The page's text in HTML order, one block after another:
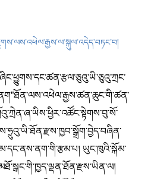
ཡུང་ཁུའི་སྐོམ་